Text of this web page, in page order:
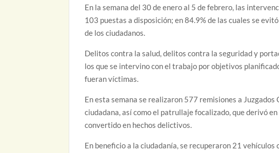
En la semana del 30 de enero al 5 de febrero, las
103 puestas a disposición; en 84.9% de las cuales se
de los ciudadanos.
Delitos contra la salud, delitos contra la seguridad y
los que se intervino con el trabajo por objetivos
fueran víctimas.
En esta semana se realizaron 577 remisiones a
ciudadana, así como el patrullaje focalizado, que derivó
convertido en hechos delictivos.
En beneficio a la ciudadanía, se recuperaron 21